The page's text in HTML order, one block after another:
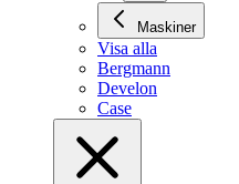
Maskiner
Visa alla
Bergmann
Develon
Case